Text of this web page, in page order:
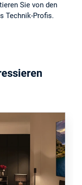
Sie von den
Technik-Profis.